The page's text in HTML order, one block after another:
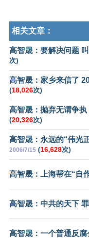
相关文章：
高智晟：要解决问题
次)
高智晟：家乡来信了
(18,026次)
高智晟：抛弃无谓争
(20,326次)
高智晟：永远的“伟光
2006/7/15 (16,628次)
高智晟：上海帮在“自
高智晟：中共的天下
高智晟：一个普通反